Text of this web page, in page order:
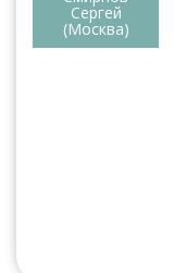
Сергей
(Москва)